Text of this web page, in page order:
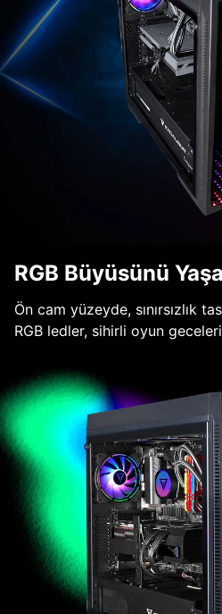
RGB Büyüsünü Yaşa
Ön cam yüzeyde, sınırsızlık
RGB ledler, sihirli oyun